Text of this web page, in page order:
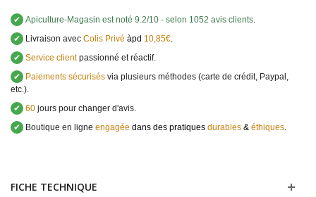
✔ Apiculture-Magasin est noté 9.2/10 - selon 1052 avis clients
✔
Livraison avec Colis Privé àpd 10,85€
✔ Service clientpassionné et réactif.
✔
Paiements sécurisés via plusieurs méthodes (carte de crédit, Paypal,
etc.).
✔ 60 jours pour changer d'avis.
✔
Boutique en ligne engagée dans des pratiques durables & éthiques
FICHE TECHNIQUE